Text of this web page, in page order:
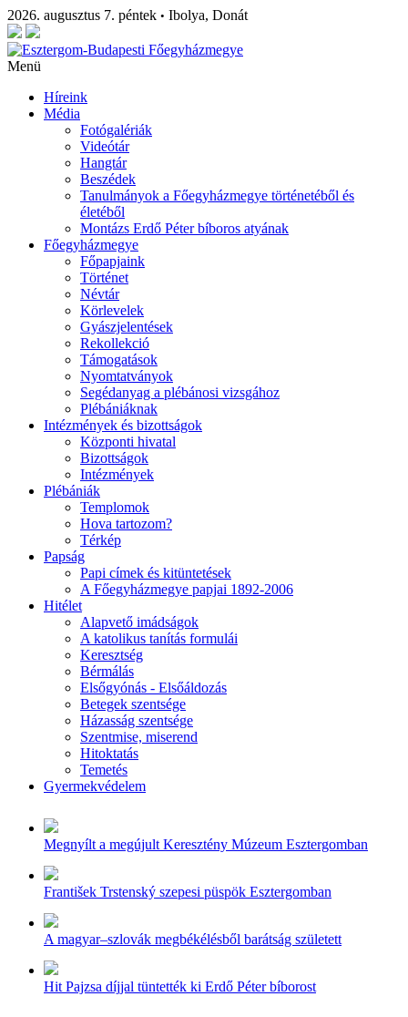
2026. augusztus 7. péntek • Ibolya, Donát
Menü
Híreink
Média
Fotógalériák
Videótár
Hangtár
Beszédek
Tanulmányok a Főegyházmegye történetéből és
életéből
Montázs Erdő Péter bíboros atyának
Főegyházmegye
Főpapjaink
Történet
Névtár
Körlevelek
Gyászjelentések
Rekollekció
Támogatások
Nyomtatványok
Segédanyag a plébánosi vizsgához
Plébániáknak
Intézmények és bizottságok
Központi hivatal
Bizottságok
Intézmények
Plébániák
Templomok
Hova tartozom?
Térkép
Papság
Papi címek és kitüntetések
A Főegyházmegye papjai 1892-2006
Hitélet
Alapvető imádságok
A katolikus tanítás formulái
Keresztség
Bérmálás
Elsőgyónás - Elsőáldozás
Betegek szentsége
Házasság szentsége
Szentmise, miserend
Hitoktatás
Temetés
Gyermekvédelem
Megnyílt a megújult Keresztény Múzeum Esztergomban
František Trstenský szepesi püspök Esztergomban
A magyar–szlovák megbékélésből barátság született
Hit Pajzsa díjjal tüntették ki Erdő Péter bíborost